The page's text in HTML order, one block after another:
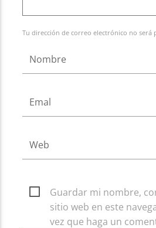
Tu dirección de correo electrónico no será
Guardar mi nombre,
sitio web en este
vez que haga un